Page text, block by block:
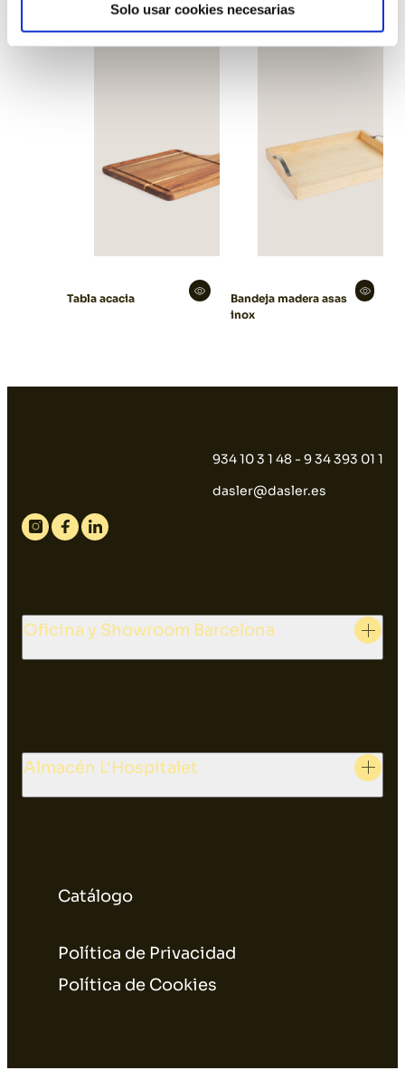
Solo usar cookies necesarias
Tabla acacia
Bandeja madera asas
inox
934 10 3 1 48 - 9 34 393 01 1
dasler@dasler.es
Instagram
FacebookLinkedin
Catálogo
Política de Privacidad
Política de Cookies
Oficina y Showroom Barcelona
Almacén L'Hospitalet